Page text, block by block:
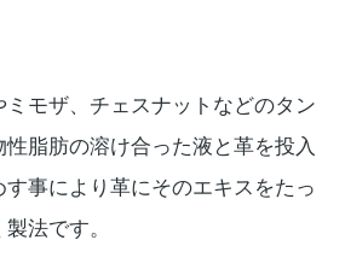
モザ、チェスナットなどのタン
脂肪の溶け合った液と革を投入
す事により革にそのエキスをたっ
法です。